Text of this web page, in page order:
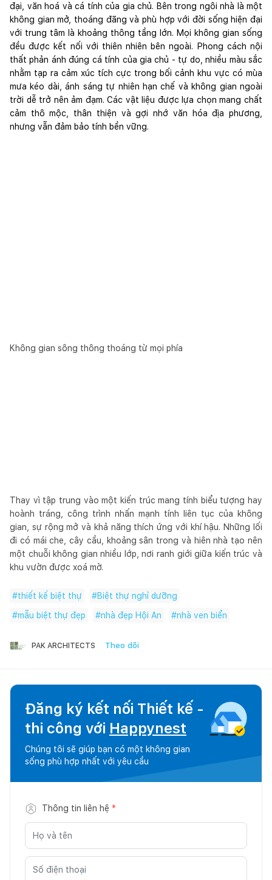
đại, văn hoá và cá tính của gia chủ. Bên trong ngôi nhà là một
không gian mở, thoáng đãng và phù hợp với đời sống hiện đại
với trung tâm là khoảng thông tầng lớn. Mọi không gian sống
đều được kết nối với thiên nhiên bên ngoài. Phong cách nội
thất phản ánh đúng cá tính của gia chủ - tự do, nhiều màu sắc
nhằm tạp ra cảm xúc tích cực trong bối cảnh khu vực có mùa
mưa kéo dài, ánh sáng tự nhiên hạn chế và không gian ngoài
trời dễ trở nên ảm đạm. Các vật liệu được lựa chọn mang chất
cảm thô mộc, thân thiện và gợi nhớ văn hóa địa phương,
nhưng vẫn đảm bảo tính bền vững.
Không gian sông thông thoáng từ mọi phía
Thay vì tập trung vào một kiến trúc mang tính biểu tượng hay
hoành tráng, công trình nhấn mạnh tính liên tục của không
gian, sự rộng mở và khả năng thích ứng với khí hậu. Những lối
đi có mái che, cây cầu, khoảng sân trong và hiên nhà tạo nên
một chuỗi không gian nhiều lớp, nơi ranh giới giữa kiến trúc và
khu vườn được xoá mờ.
#thiết kế biệt thự #Biệt thự nghỉ dưỡng
#mẫu biệt thự đẹp #nhà đẹp Hội An #nhà ven biển
PAK ARCHITECTS Theo dõi
Đăng ký kết nối Thiết kế -
thi công với Happynest
Chúng tôi sẽ giúp bạn có một không gian
sống phù hợp nhất với yêu cầu
Thông tin liên hệ *